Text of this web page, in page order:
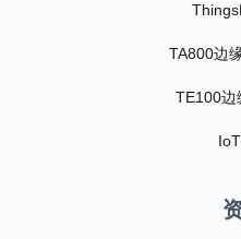
TA800边
TE100边